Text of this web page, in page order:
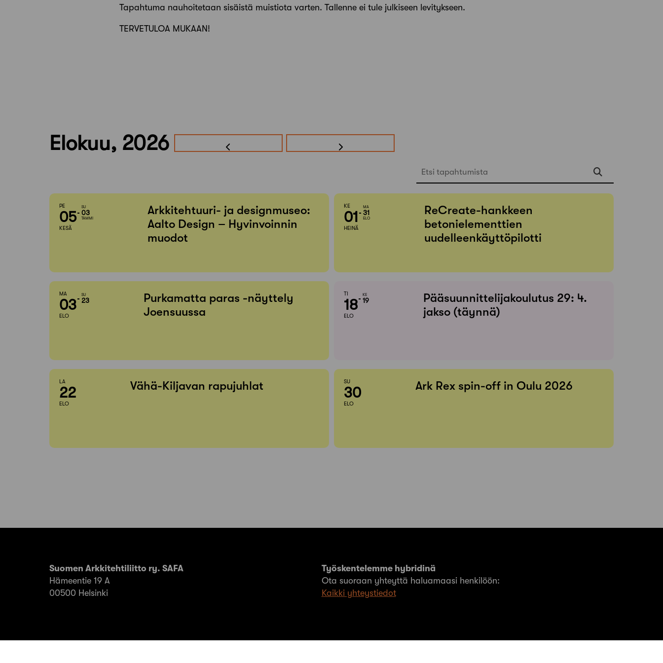
Tapahtuma nauhoitetaan sisäistä muistiota varten. Tallenne ei tule julkiseen levitykseen.
TERVETULOA MUKAAN!
Elokuu, 2026
Etsi tapahtumista
PE
05
KESÄ
SU
03
TAMMI
Arkkitehtuuri- ja designmuseo:
Aalto Design – Hyvinvoinnin
muodot
KE
01
HEINÄ
MA
31
ELO
ReCreate-hankkeen
betonielementtien
uudelleenkäyttöpilotti
MA
03
ELO
SU
23
Purkamatta paras -näyttely
Joensuussa
TI
18
ELO
KE
19
Pääsuunnittelijakoulutus 29: 4.
jakso (täynnä)
LA
22
ELO
Vähä-Kiljavan rapujuhlat SU
30
ELO
Ark Rex spin-off in Oulu 2026
Suomen Arkkitehtiliitto ry. SAFA
Hämeentie 19 A
00500 Helsinki
Työskentelemme hybridinä
Ota suoraan yhteyttä haluamaasi henkilöön:
Kaikki yhteystiedot